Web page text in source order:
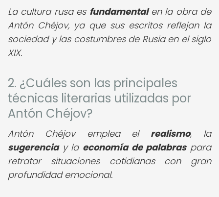
La cultura rusa es fundamentalen la obra de
Antón Chéjov, ya que sus escritos reflejan la
sociedad y las costumbres de Rusia en el siglo
XIX.
2. ¿Cuáles son las principales
técnicas literarias utilizadas por
Antón Chéjov?
Antón Chéjov emplea el realismo, la
sugerenciay la economía de palabraspara
retratar situaciones cotidianas con gran
profundidad emocional.